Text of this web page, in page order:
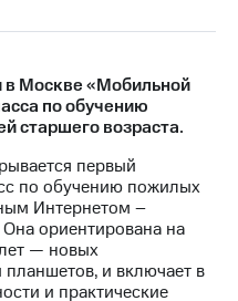
Москве «Мобильной
по обучению
старшего возраста.
первый
по обучению пожилых
Интернетом –
ориентирована на
— новых
и включает в
и практические